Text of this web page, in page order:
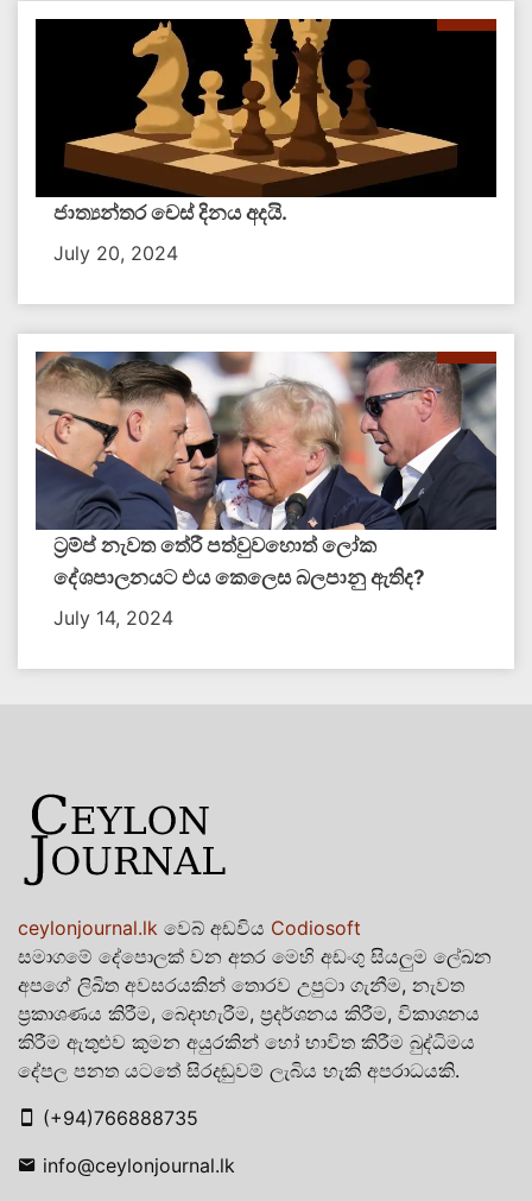
ජාත්‍යන්තර චෙස් දිනය අදයි.
July 20, 2024
ට්‍රම්ප් නැවත තේරී පත්වුවහොත් ලෝක
දේශපාලනයට එය කෙලෙස බලපානු ඇතිද​?
July 14, 2024
ceylonjournal.lk වෙබ් අඩවිය Codiosoft
සමාගමේ දේපොලක් වන අතර මෙහි අඩංගු සියලුම ලේඛන
අපගේ ලිඛිත අවසරයකින් තොරව උපුටා ගැනීම, නැවත
ප්‍රකාශණය කිරීම, බෙදාහැරීම, ප්‍රදර්ශනය කිරීම, විකාශනය
කිරීම ඇතුළුව කුමන අයුරකින් හෝ භාවිත කිරීම බුද්ධිමය
දේපල පනත යටතේ සිරදඬුවම් ලැබිය හැකි අපරාධයකි.
(+94)766888735
info@ceylonjournal.lk